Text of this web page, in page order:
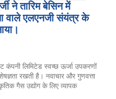
ने तारिम बेसिन में
वाले एलएनजी संयंत्र के
कंपनी लिमिटेड स्वच्छ ऊर्जा उपकरणों
रखती है। नवाचार और गुणवत्ता
गैस उद्योग के लिए व्यापक